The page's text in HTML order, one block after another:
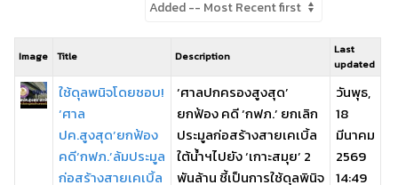
Image Title Description
Last
updated
ใช้ดุลพนิจโดยชอบ!
‘ศาล
ปค.สูงสุด’ยกฟ้อง
คดี‘กฟภ.’ล้มประมูล
ก่อสร้างสายเคเบิ้ล
‘ศาลปกครองสูงสุด’
ยกฟ้อง คดี ‘กฟภ.’ ยกเลิก
ประมูลก่อสร้างสายเคเบิ้ล
ใต้น้ำฯไปยัง ‘เกาะสมุย’ 2
พันล้าน ชี้เป็นการใช้ดุลพินิจ
วันพุธ,
18
มีนาคม
2569
14:49